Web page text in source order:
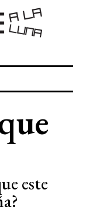
este